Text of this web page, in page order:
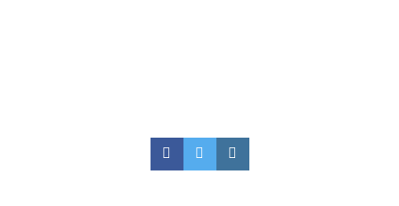
FacebookTwitterInstagram